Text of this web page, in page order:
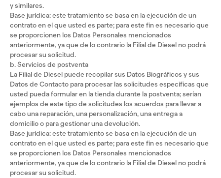
y similares.
Base jurídica: este tratamiento se basa en la ejecución de un
contrato en el que usted es parte; para este fin es necesario que
se proporcionen los Datos Personales mencionados
anteriormente, ya que de lo contrario la Filial de Diesel no podrá
procesar su solicitud.
b. Servicios de postventa
La Filial de Diesel puede recopilar sus Datos Biográficos y sus
Datos de Contacto para procesar las solicitudes específicas que
usted pueda formular en la tienda durante la postventa; serían
ejemplos de este tipo de solicitudes los acuerdos para llevar a
cabo una reparación, una personalización, una entrega a
domicilio o para gestionar una devolución.
Base jurídica: este tratamiento se basa en la ejecución de un
contrato en el que usted es parte; para este fin es necesario que
se proporcionen los Datos Personales mencionados
anteriormente, ya que de lo contrario la Filial de Diesel no podrá
procesar su solicitud.